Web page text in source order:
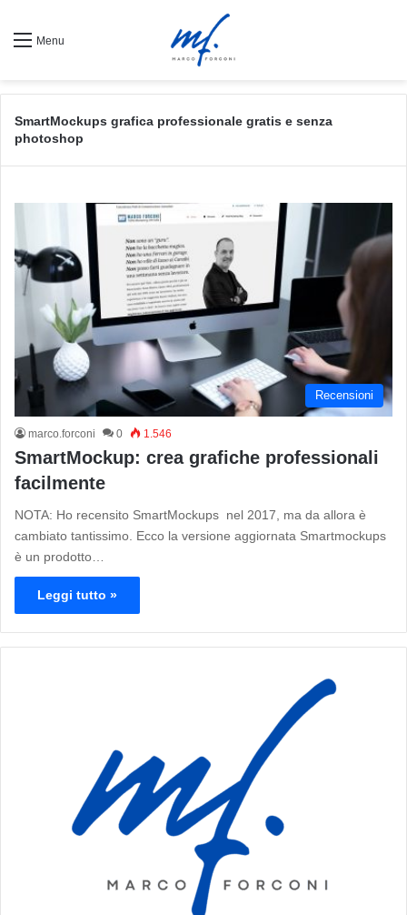
Menu
SmartMockups grafica professionale gratis e senza
photoshop
Recensioni
marco.forconi 0 1.546
SmartMockup: crea grafiche professionali
facilmente
NOTA: Ho recensito SmartMockups nel 2017, ma da allora è
cambiato tantissimo. Ecco la versione aggiornata Smartmockups
è un prodotto…
Leggi tutto »